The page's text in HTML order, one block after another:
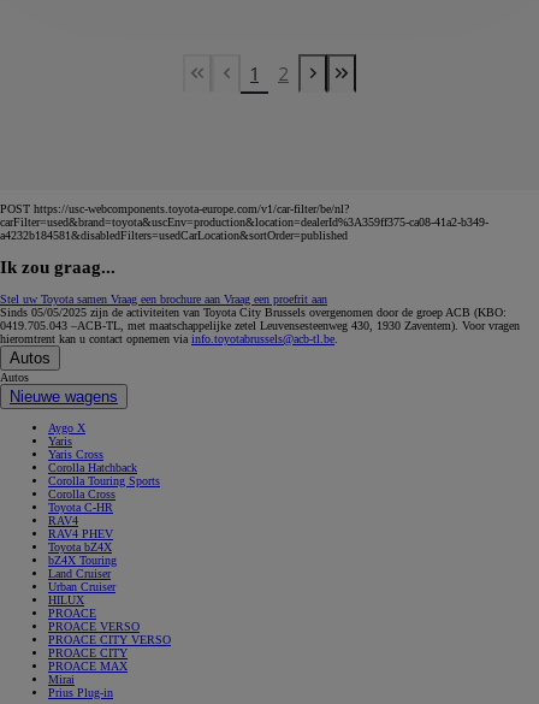
First Page
Previous page
1 2
Next page
Last Page
POST https://usc-webcomponents.toyota-europe.com/v1/car-filter/be/nl?
carFilter=used&brand=toyota&uscEnv=production&location=dealerId%3A359ff375-ca08-41a2-b349-
a4232b184581&disabledFilters=usedCarLocation&sortOrder=published
Ik zou graag...
Stel uw Toyota samen Vraag een brochure aan Vraag een proefrit aan
Sinds 05/05/2025 zijn de activiteiten van Toyota City Brussels overgenomen door de groep ACB (KBO:
0419.705.043 –ACB-TL, met maatschappelijke zetel Leuvensesteenweg 430, 1930 Zaventem). Voor vragen
hieromtrent kan u contact opnemen via info.toyotabrussels@acb-tl.be.
Autos
Autos
Nieuwe wagens
Aygo X
Yaris
Yaris Cross
Corolla Hatchback
Corolla Touring Sports
Corolla Cross
Toyota C-HR
RAV4
RAV4 PHEV
Toyota bZ4X
bZ4X Touring
Land Cruiser
Urban Cruiser
HILUX
PROACE
PROACE VERSO
PROACE CITY VERSO
PROACE CITY
PROACE MAX
Mirai
Prius Plug-in